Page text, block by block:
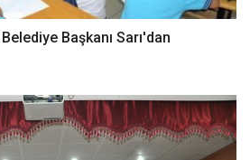
Başkanı Sarı'dan